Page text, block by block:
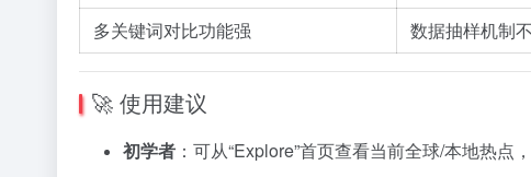
多关键词对比功能强
数据抽样机制
🚀 使用建议
初学者 ：可从“Explore”首页查看当前全球/本地热点